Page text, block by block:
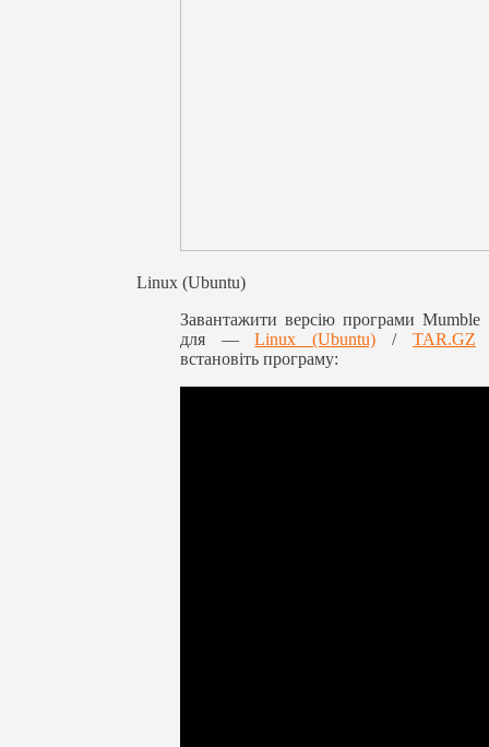
Linux (Ubuntu)
Завантажити версію програми Mumble
для —Linux (Ubuntu) /TAR.GZ
встановіть програму: